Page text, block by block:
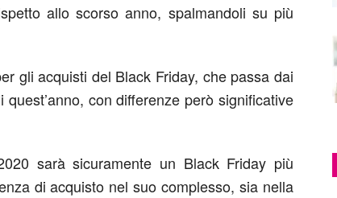
allo scorso anno, spalmandoli su più
gli acquisti del Black Friday, che passa dai
con differenze però significative
sarà sicuramente un Black Friday più
di acquisto nel suo complesso, sia nella